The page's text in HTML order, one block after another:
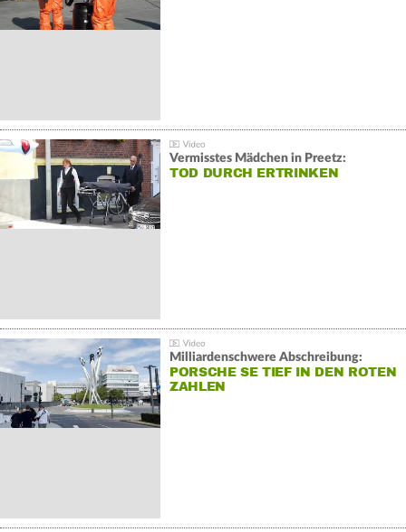
Vermisstes Mädchen in Preetz:
TOD DURCH ERTRINKEN
Milliardenschwere Abschreibung:
PORSCHE SE TIEF IN DEN ROTEN
ZAHLEN